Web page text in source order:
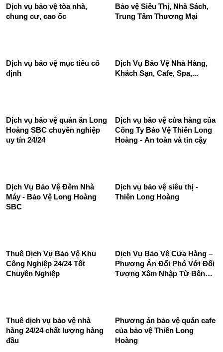
Dịch vụ bảo vệ tòa nhà,
chung cư, cao ốc
Bảo vệ Siêu Thị, Nhà Sách,
Trung Tâm Thương Mại
Dịch vụ bảo vệ mục tiêu cố
định
Dịch Vụ Bảo Vệ Nhà Hàng,
Khách Sạn, Cafe, Spa,...
Dịch vụ bảo vệ quán ăn Long
Hoàng SBC chuyên nghiệp
uy tín 24/24
Dịch vụ bảo vệ cửa hàng của
Công Ty Bảo Vệ Thiên Long
Dịch Vụ Bảo Vệ Đêm Nhà
Máy - Bảo Vệ Long Hoàng
SBC
Dịch vụ bảo vệ siêu thị -
Thiên Long Hoàng
Thuê Dịch Vụ Bảo Vệ Khu
Công Nghiệp 24/24 Tốt
Chuyên Nghiệp
Dịch Vụ Bảo Vệ Cửa Hàng –
Phương Án Đối Phó Với Đối
Tượng Xâm Nhập Từ Bên